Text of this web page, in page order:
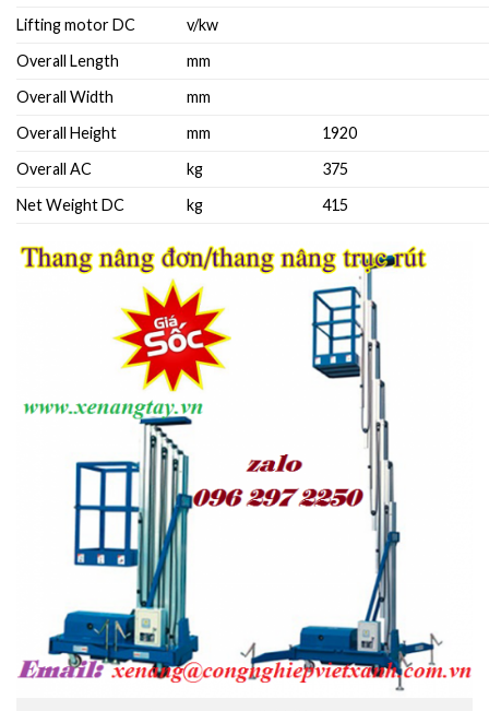
Lifting motor DC
v/kw
Overall Length
mm
Overall Width
mm
Overall Height
mm
1920
Overall AC
kg
375
Net Weight DC
kg 415